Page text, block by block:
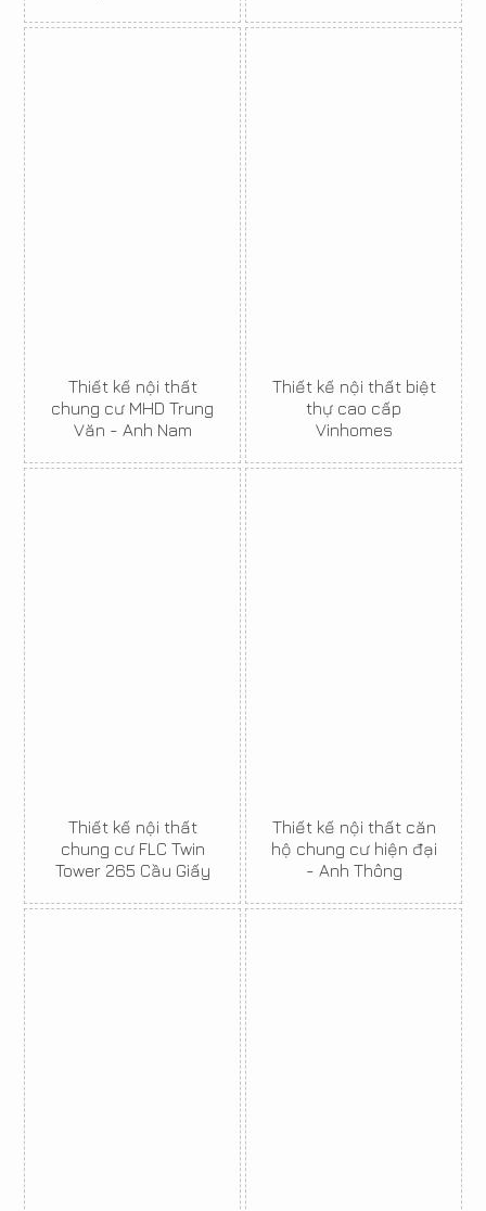
Thiết kế nội thất
chung cư MHD Trung
Văn - Anh Nam
Thiết kế nội thất biệt
thự cao cấp
Vinhomes
Thiết kế nội thất
chung cư FLC Twin
Tower 265 Cầu Giấy
Thiết kế nội thất căn
hộ chung cư hiện đại
- Anh Thông